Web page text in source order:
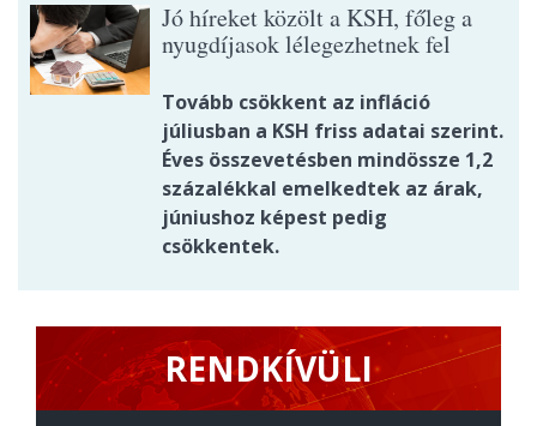
Jó híreket közölt a KSH, főleg a
nyugdíjasok lélegezhetnek fel
Tovább csökkent az infláció
júliusban a KSH friss adatai szerint.
Éves összevetésben mindössze 1,2
százalékkal emelkedtek az árak,
júniushoz képest pedig
csökkentek.
RENDKÍVÜLI